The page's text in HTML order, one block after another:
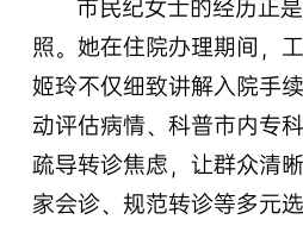
市民纪女士的经历正
照。她在住院办理期间，
姬玲不仅细致讲解入院手
动评估病情、科普市内专
疏导转诊焦虑，让群众清
家会诊、规范转诊等多元选